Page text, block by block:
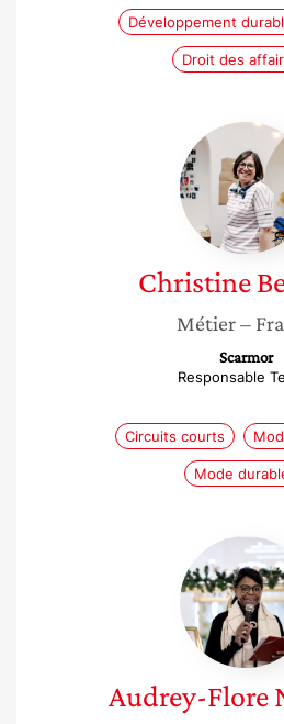
Développement
Droit des
Christine
Métier–
Scarmor
Responsable
Circuits courts
Mode
Audrey-Flore